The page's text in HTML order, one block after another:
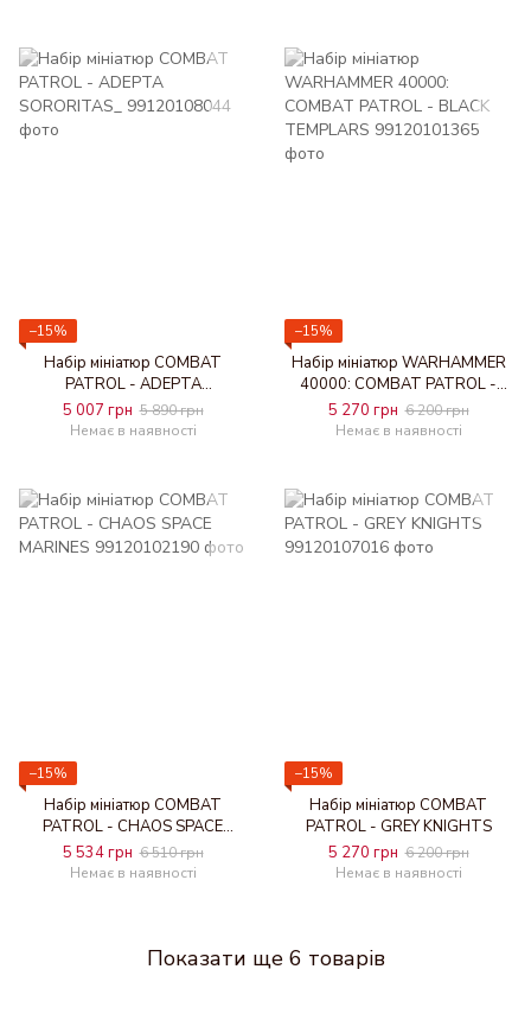
−15%
Набір мініатюр COMBAT
PATROL - ADEPTA
SORORITAS_
5 007 грн 5 890 грн
Немає в наявності
−15%
Набір мініатюр WARHAMMER
40000: COMBAT PATROL -
BLACK TEMPLARS
5 270 грн 6 200 грн
Немає в наявності
−15%
Набір мініатюр COMBAT
PATROL - CHAOS SPACE
MARINES
5 534 грн 6 510 грн
Немає в наявності
−15%
Набір мініатюр COMBAT
PATROL - GREY KNIGHTS
5 270 грн 6 200 грн
Немає в наявності
Показати ще 6 товарів